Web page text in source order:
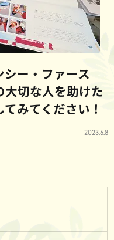
ー・ファース
大切な人を助けた
みてください！
2023.6.8